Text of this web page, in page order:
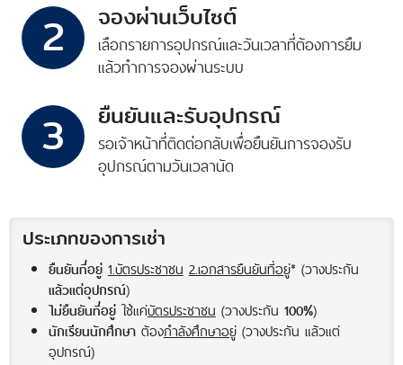
2 จองผ่านเว็บไซต์
เลือกรายการอุปกรณ์และวันเวลาที่ต้องการยืม
แล้วทำการจองผ่านระบบ
3 ยืนยันและรับอุปกรณ์
รอเจ้าหน้าที่ติดต่อกลับเพื่อยืนยันการจองรับ
อุปกรณ์ตามวันเวลานัด
ประเภทของการเช่า
ยืนยันที่อยู่ 1.บัตรประชาชน 2.เอกสารยืนยันที่อยู่* (วางประกัน
แล้วแต่อุปกรณ์)
ไม่ยืนยันที่อยู่ใช้แค่บัตรประชาชน(วางประกัน 100%)
นักเรียนนักศึกษาต้องกำลังศึกษาอยู่(วางประกัน แล้วแต่
อุปกรณ์)